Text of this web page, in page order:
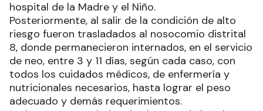
hospital de la Madre y el Niño.
Posteriormente, al salir de la condición de alto
riesgo fueron trasladados al nosocomio distrital
8, donde permanecieron internados, en el servicio
de neo, entre 3 y 11 días, según cada caso, con
todos los cuidados médicos, de enfermería y
nutricionales necesarios, hasta lograr el peso
adecuado y demás requerimientos.